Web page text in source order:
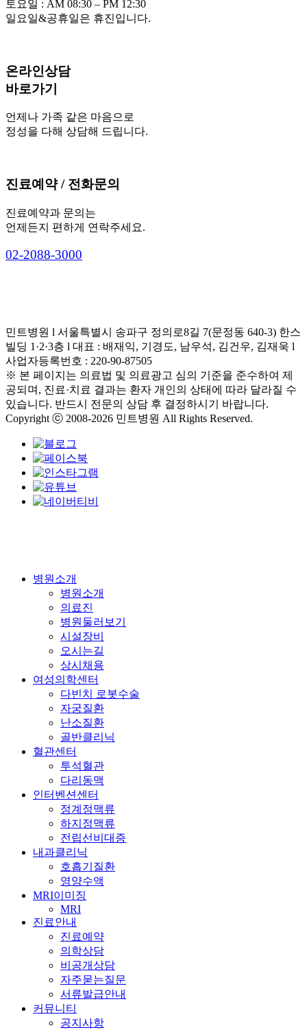
병원소개
이용약관
비급여항목
오시는길
민트병원
서울시 송파구 정의로8길 7 (문정동 640-3)
진료시간 안내
온라인상담
바로가기
언제나 가족 같은 마음으로
정성을 다해 상담해 드립니다.
진료예약 / 전화문의
진료예약과 문의는
민트병원 l 서울특별시 송파구 정의로8길 7(문정동 640-3) 한스
빌딩 1·2·3층 l 대표 : 배재익, 기경도, 남우석, 김건우, 김재욱 l
사업자등록번호 : 220-90-87505
※ 본 페이지는 의료법 및 의료광고 심의 기준을 준수하여 제
공되며, 진료·치료 결과는 환자 개인의 상태에 따라 달라질 수
있습니다. 반드시 전문의 상담 후 결정하시기 바랍니다.
Copyright ⓒ 2008-2026 민트병원 All Rights Reserved.
병원소개
병원소개
의료진
병원둘러보기
시설장비
오시는길
상시채용
여성의학센터
다빈치 로봇수술
자궁질환
난소질환
골반클리닉